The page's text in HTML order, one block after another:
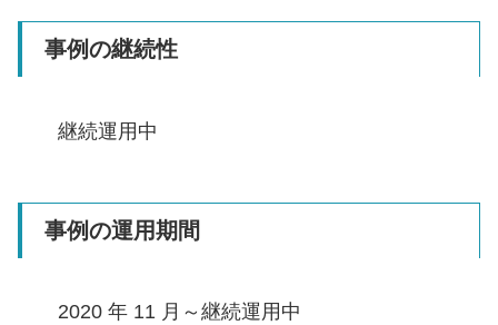
事例の継続性
継続運用中
事例の運用期間
2020 年 11 月～継続運用中